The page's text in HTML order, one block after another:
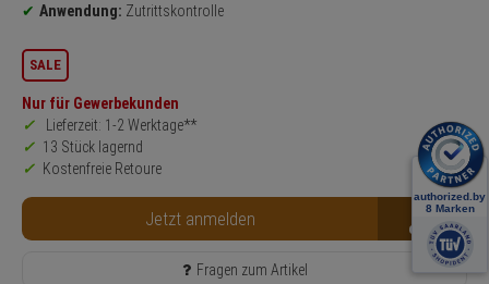
Anwendung: Zutrittskontrolle
SALE
Nur für Gewerbekunden
Lieferzeit: 1-2 Werktage**
13 Stück lagernd
Kostenfreie Retoure
Jetzt anmelden B2B
Fragen zum Artikel